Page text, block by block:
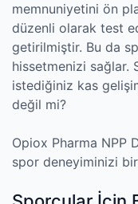
memnuniyetini ön
düzenli olarak test
getirilmiştir. Bu da
hissetmenizi sağlar.
istediğiniz kas
değil mi?
Opiox Pharma NPP
spor deneyiminizi